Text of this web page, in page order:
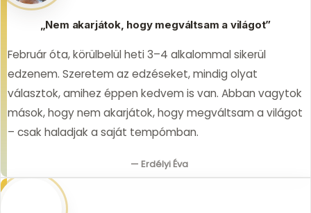
„Nem akarjátok, hogy megváltsam a világot”
Február óta, körülbelül heti 3–4 alkalommal sikerül
edzenem. Szeretem az edzéseket, mindig olyat
választok, amihez éppen kedvem is van. Abban vagytok
mások, hogy nem akarjátok, hogy megváltsam a világot
– csak haladjak a saját tempómban.
— Erdélyi Éva